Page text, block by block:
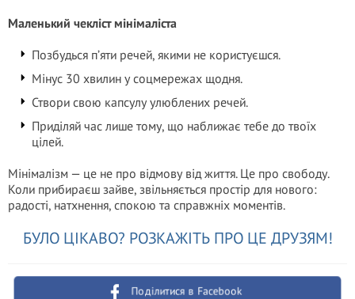
Маленький чекліст мінімаліста
Позбудься п’яти речей, якими не користуєшся.
Мінус 30 хвилин у соцмережах щодня.
Створи свою капсулу улюблених речей.
Приділяй час лише тому, що наближає тебе до твоїх
цілей.
Мінімалізм — це не про відмову від життя. Це про свободу.
Коли прибираєш зайве, звільняється простір для нового:
радості, натхнення, спокою та справжніх моментів.
БУЛО ЦІКАВО? РОЗКАЖІТЬ ПРО ЦЕ ДРУЗЯМ!
Поділитися в Facebook